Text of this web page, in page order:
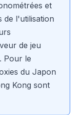
et
de l'utilisation
de jeu
Pour le
du Japon
Kong sont